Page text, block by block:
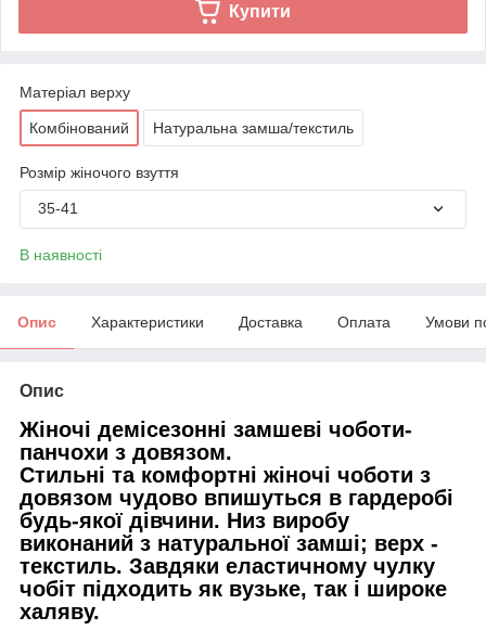
Купити
Матеріал верху
Комбінований Натуральна замша/текстиль
Розмір жіночого взуття
35-41
В наявності
Опис Характеристики Доставка Оплата Умови
Опис
Жіночі демісезонні замшеві чоботи-
панчохи з довязом.
Стильні та комфортні жіночі чоботи з
довязом чудово впишуться в гардеробі
будь-якої дівчини. Низ виробу
виконаний з натуральної замші; верх -
текстиль. Завдяки еластичному чулку
чобіт підходить як вузьке, так і широке
халяву.